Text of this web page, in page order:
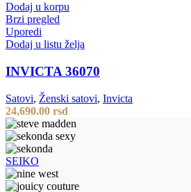
Dodaj u korpu
Brzi pregled
Uporedi
Dodaj u listu želja
INVICTA 36070
Satovi, Ženski satovi, Invicta
24,690.00 rsd
SEIKO